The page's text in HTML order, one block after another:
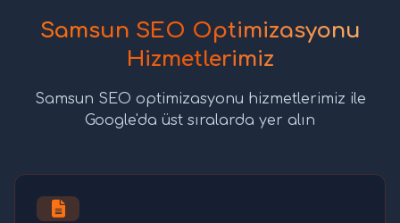
Samsun SEO Optimizasyonu
Hizmetlerimiz
Samsun SEO optimizasyonu hizmetlerimiz ile
Google'da üst sıralarda yer alın